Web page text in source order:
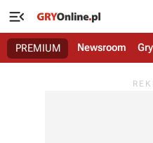

PREMIUM Newsroom Gry